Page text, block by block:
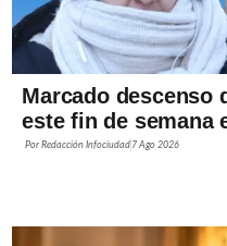
Marcado descenso
este fin de semana
PorRedacción Infociudad 7 Ago 2026